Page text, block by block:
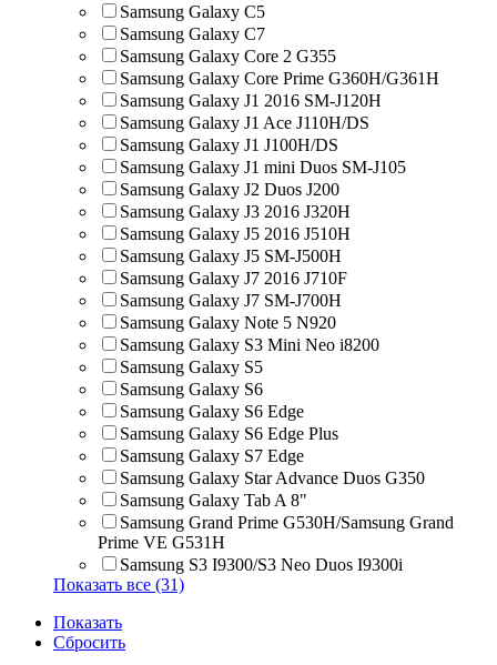
Samsung Galaxy C5
Samsung Galaxy C7
Samsung Galaxy Core 2 G355
Samsung Galaxy Core Prime G360H/G361H
Samsung Galaxy J1 2016 SM-J120H
Samsung Galaxy J1 Ace J110H/DS
Samsung Galaxy J1 J100H/DS
Samsung Galaxy J1 mini Duos SM-J105
Samsung Galaxy J2 Duos J200
Samsung Galaxy J3 2016 J320H
Samsung Galaxy J5 2016 J510H
Samsung Galaxy J5 SM-J500H
Samsung Galaxy J7 2016 J710F
Samsung Galaxy J7 SM-J700H
Samsung Galaxy Note 5 N920
Samsung Galaxy S3 Mini Neo i8200
Samsung Galaxy S5
Samsung Galaxy S6
Samsung Galaxy S6 Edge
Samsung Galaxy S6 Edge Plus
Samsung Galaxy S7 Edge
Samsung Galaxy Star Advance Duos G350
Samsung Galaxy Tab A 8"
Samsung Grand Prime G530H/Samsung Grand
Prime VE G531H
Samsung S3 I9300/S3 Neo Duos I9300i
Показать все (31)
Показать
Сбросить